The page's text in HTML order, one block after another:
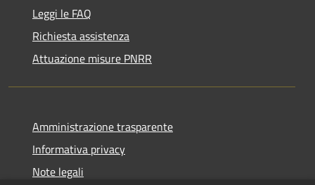
Leggi le FAQ
Richiesta assistenza
Attuazione misure PNRR
Amministrazione trasparente
Informativa privacy
Note legali